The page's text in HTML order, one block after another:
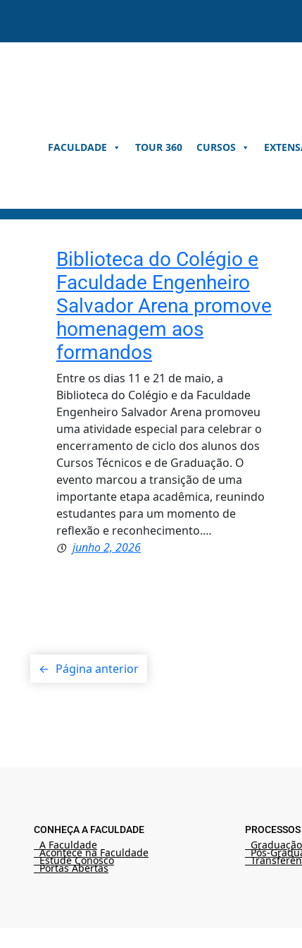
o
FACULDADE TOUR 360 CURSOS
Biblioteca do Colégio e
Faculdade Engenheiro
Salvador Arena promove
homenagem aos
formandos
Entre os dias 11 e 21 de maio, a
Biblioteca do Colégio e da Faculdade
Engenheiro Salvador Arena promoveu
uma atividade especial para celebrar o
encerramento de ciclo dos alunos dos
Cursos Técnicos e de Graduação. O
evento marcou a transição de uma
importante etapa acadêmica, reunindo
estudantes para um momento de
reflexão e reconhecimento.…
junho 2, 2026
← Página anterior
CONHEÇA A FACULDADE
A Faculdade
Acontece na Faculdade
Estude Conosco
Portas Abertas
Graduação
Pós-